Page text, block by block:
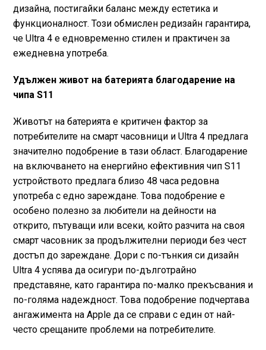
дизайна, постигайки баланс между естетика и
функционалност. Този обмислен редизайн гарантира,
че Ultra 4 е едновременно стилен и практичен за
ежедневна употреба.
Удължен живот на батерията благодарение на
чипа S11
Животът на батерията е критичен фактор за
потребителите на смарт часовници и Ultra 4 предлага
значително подобрение в тази област. Благодарение
на включването на енергийно ефективния чип S11
устройството предлага близо 48 часа редовна
употреба с едно зареждане. Това подобрение е
особено полезно за любители на дейности на
открито, пътуващи или всеки, който разчита на своя
смарт часовник за продължителни периоди без чест
достъп до зареждане. Дори с по-тънкия си дизайн
Ultra 4 успява да осигури по-дълготрайно
представяне, като гарантира по-малко прекъсвания и
по-голяма надеждност. Това подобрение подчертава
ангажимента на Apple да се справи с един от най-
често срещаните проблеми на потребителите.